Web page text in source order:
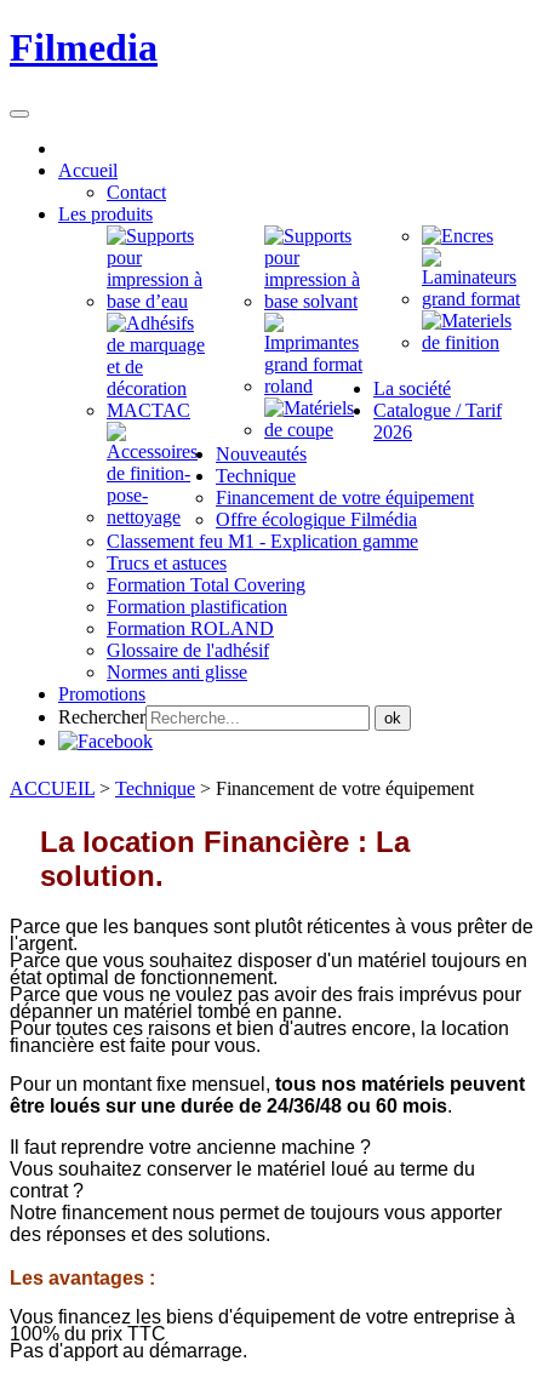
Filmedia
Accueil
Contact
Les produits
La société
Catalogue / Tarif
2026
Nouveautés
Technique
Financement de votre équipement
Offre écologique Filmédia
Classement feu M1 - Explication gamme
Trucs et astuces
Formation Total Covering
Formation plastification
Formation ROLAND
Glossaire de l'adhésif
Normes anti glisse
Promotions
Rechercher
ok
ACCUEIL > Technique > Financement de votre équipement
La location Financière : La
solution.
Parce que les banques sont plutôt réticentes à vous prêter de
l'argent.
Parce que vous souhaitez disposer d'un matériel toujours en
état optimal de fonctionnement.
Parce que vous ne voulez pas avoir des frais imprévus pour
dépanner un matériel tombé en panne.
Pour toutes ces raisons et bien d'autres encore, la location
financière est faite pour vous.
Pour un montant fixe mensuel, tous nos matériels peuvent
être loués sur une durée de 24/36/48 ou 60 mois.
Il faut reprendre votre ancienne machine ?
Vous souhaitez conserver le matériel loué au terme du
contrat ?
Notre financement nous permet de toujours vous apporter
des réponses et des solutions.
Les avantages :
Vous financez les biens d'équipement de votre entreprise à
100% du prix TTC
Pas d'apport au démarrage.